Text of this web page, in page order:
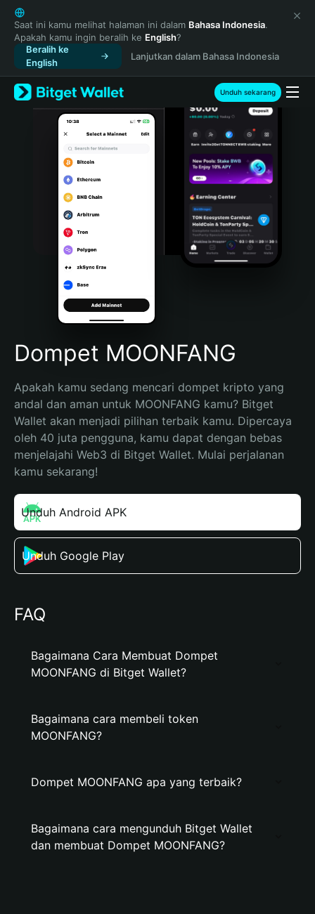
English
日本語
Tiếng Việt
Русский
Español (Latinoamérica)
Türkçe
Italiano
Português (Portugal)
Bahasa Indonesia
Português (Brasil)
Español (Argentina)
Saat ini kamu melihat halaman ini dalam Bahasa Indonesia.
Apakah kamu ingin beralih ke English?
Beralih ke
English
Lanjutkan dalam Bahasa Indonesia
Unduh sekarang
Dompet MOONFANG
Apakah kamu sedang mencari dompet kripto yang
andal dan aman untuk MOONFANG kamu? Bitget
Wallet akan menjadi pilihan terbaik kamu. Dipercaya
oleh 40 juta pengguna, kamu dapat dengan bebas
menjelajahi Web3 di Bitget Wallet. Mulai perjalanan
kamu sekarang!
Unduh Android APK
Unduh Google Play
FAQ
Bagaimana Cara Membuat Dompet
MOONFANG di Bitget Wallet?
Bagaimana cara membeli token
MOONFANG?
Dompet MOONFANG apa yang terbaik?
Bagaimana cara mengunduh Bitget Wallet
dan membuat Dompet MOONFANG?